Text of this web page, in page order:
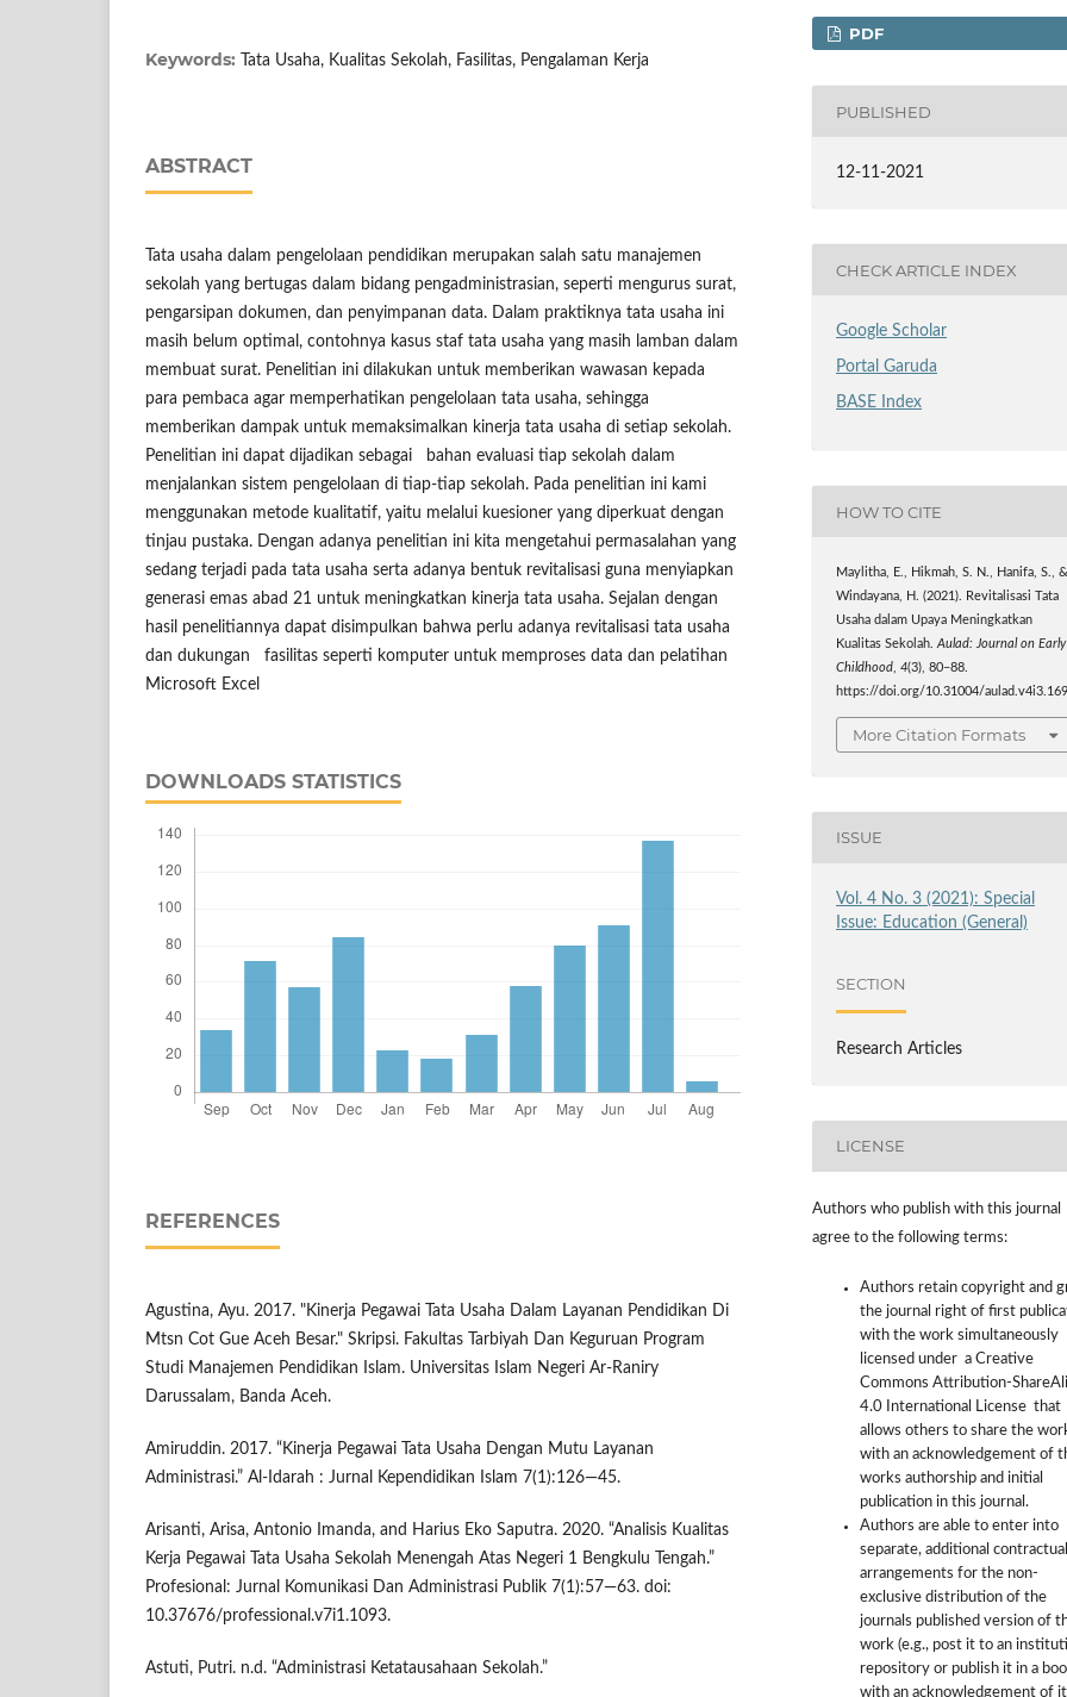
Keywords: Tata Usaha, Kualitas Sekolah, Fasilitas, Pengalaman Kerja
ABSTRACT
Tata usaha dalam pengelolaan pendidikan merupakan salah satu manajemen
sekolah yang bertugas dalam bidang pengadministrasian, seperti mengurus surat,
pengarsipan dokumen, dan penyimpanan data. Dalam praktiknya tata usaha ini
masih belum optimal, contohnya kasus staf tata usaha yang masih lamban dalam
membuat surat. Penelitian ini dilakukan untuk memberikan wawasan kepada
para pembaca agar memperhatikan pengelolaan tata usaha, sehingga
memberikan dampak untuk memaksimalkan kinerja tata usaha di setiap sekolah.
Penelitian ini dapat dijadikan sebagai bahan evaluasi tiap sekolah dalam
menjalankan sistem pengelolaan di tiap-tiap sekolah. Pada penelitian ini kami
menggunakan metode kualitatif, yaitu melalui kuesioner yang diperkuat dengan
tinjau pustaka. Dengan adanya penelitian ini kita mengetahui permasalahan yang
sedang terjadi pada tata usaha serta adanya bentuk revitalisasi guna menyiapkan
generasi emas abad 21 untuk meningkatkan kinerja tata usaha. Sejalan dengan
hasil penelitiannya dapat disimpulkan bahwa perlu adanya revitalisasi tata usaha
dan dukungan fasilitas seperti komputer untuk memproses data dan pelatihan
Microsoft Excel
DOWNLOADS STATISTICS
REFERENCES
Agustina, Ayu. 2017. "Kinerja Pegawai Tata Usaha Dalam Layanan Pendidikan Di
Mtsn Cot Gue Aceh Besar." Skripsi. Fakultas Tarbiyah Dan Keguruan Program
Studi Manajemen Pendidikan Islam. Universitas Islam Negeri Ar-Raniry
Darussalam, Banda Aceh.
Amiruddin. 2017. “Kinerja Pegawai Tata Usaha Dengan Mutu Layanan
Administrasi.” Al-Idarah : Jurnal Kependidikan Islam 7(1):126—45.
Arisanti, Arisa, Antonio Imanda, and Harius Eko Saputra. 2020. “Analisis Kualitas
Kerja Pegawai Tata Usaha Sekolah Menengah Atas Negeri 1 Bengkulu Tengah.”
Profesional: Jurnal Komunikasi Dan Administrasi Publik 7(1):57—63. doi:
10.37676/professional.v7i1.1093.
Astuti, Putri. n.d. “Administrasi Ketatausahaan Sekolah.”
PDF
PUBLISHED
12-11-2021
CHECK ARTICLE INDEX
Google Scholar
Portal Garuda
BASE Index
HOW TO CITE
Maylitha, E., Hikmah, S. N., Hanifa, S., &
Windayana, H. (2021). Revitalisasi Tata
Usaha dalam Upaya Meningkatkan
Kualitas Sekolah.Aulad: Journal on Early
Childhood,4(3), 80–88.
https://doi.org/10.31004/aulad.v4i3.169
More Citation Formats
ISSUE
Vol. 4 No. 3 (2021): Special
Issue: Education (General)
SECTION
Research Articles
LICENSE
Authors who publish with this journal
agree to the following terms:
Authors retain copyright and
the journal right of first
with the work simultaneously
licensed under a Creative
Commons Attribution-
4.0 International License that
allows others to share the
with an acknowledgement of
works authorship and initial
publication in this journal.
Authors are able to enter into
separate, additional contractual
arrangements for the non-
exclusive distribution of the
journals published version of
work (e.g., post it to an
repository or publish it in a
with an acknowledgement of